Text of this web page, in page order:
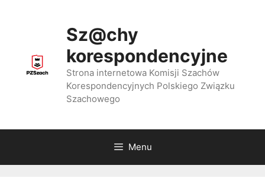
Sz@chy
korespondencyjne
Strona internetowa Komisji Szachów
Korespondencyjnych Polskiego Związku
Szachowego
Menu